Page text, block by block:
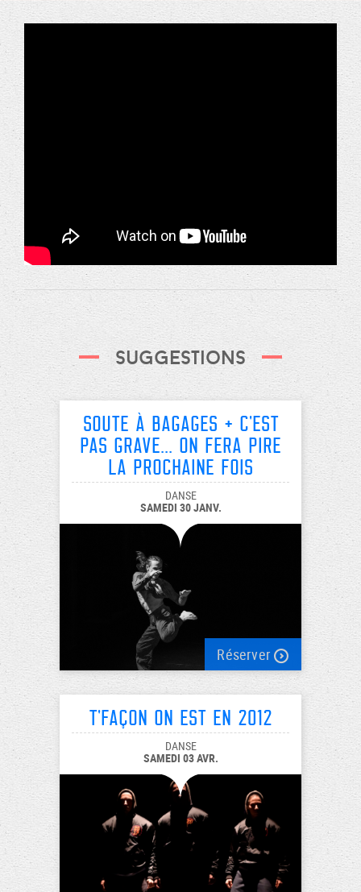
Suggestions
Soute à Bagages + C'est
pas grave... on fera pire
la prochaine fois
DANSE
SAMEDI 30 JANV.
Réserver
T'façon on est en 2012
DANSE
SAMEDI 03 AVR.